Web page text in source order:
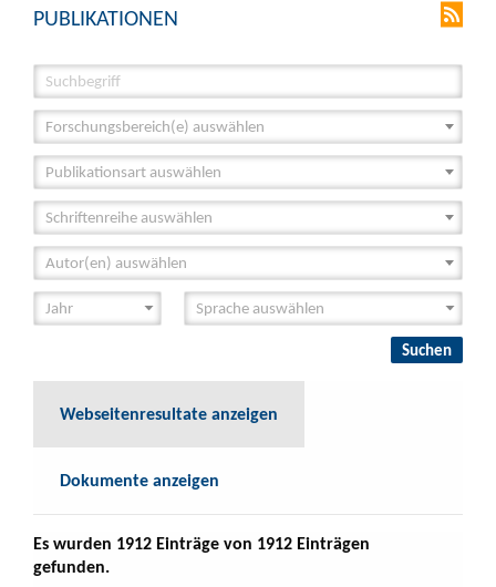
PUBLIKATIONEN
Forschungsbereich(e) auswählen
Publikationsart auswählen
Schriftenreihe auswählen
Autor(en) auswählen
Webseitenresultate anzeigen
Dokumente anzeigen
Es wurden 1912 Einträge von 1912 Einträgen
gefunden.